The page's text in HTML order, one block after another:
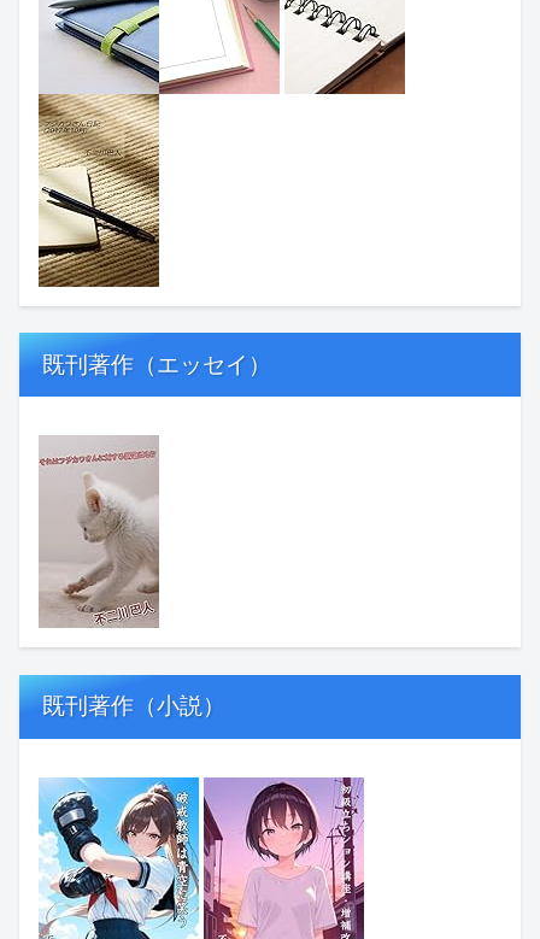
既刊著作（エッセイ）
既刊著作（小説）